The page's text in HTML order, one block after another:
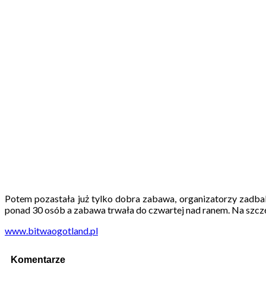
Potem pozastała już tylko dobra zabawa, organizatorzy
ponad 30 osób a zabawa trwała do czwartej nad ranem. Na
www.bitwaogotland.pl
Komentarze